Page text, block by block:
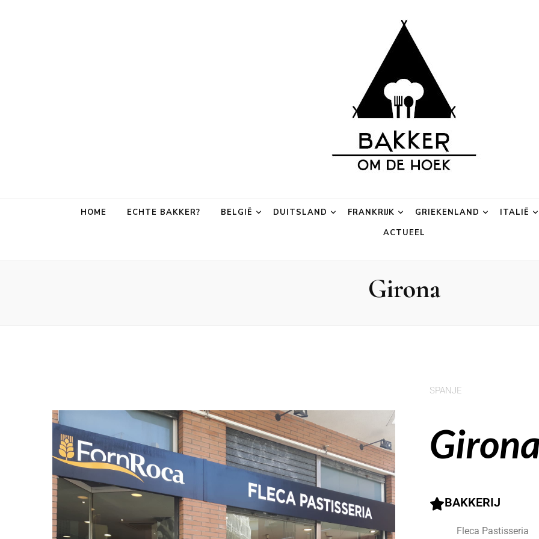
Bakker om de Hoek
HOME ECHTE BAKKER? BELGIË DUITSLAND FRANKRIJK GRIEKENLAND
ITALIË
ACTUEEL
Girona
SPANJE
BAKKERIJ
Fleca Pastisseria